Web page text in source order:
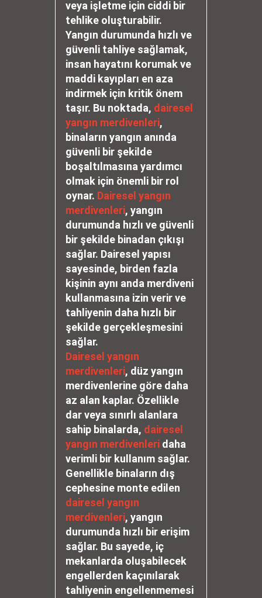
veya işletme için ciddi bir
tehlike oluşturabilir.
Yangın durumunda hızlı ve
güvenli tahliye sağlamak,
insan hayatını korumak ve
maddi kayıpları en aza
indirmek için kritik önem
taşır. Bu noktada, dairesel
yangın merdivenleri,
binaların yangın anında
güvenli bir şekilde
boşaltılmasına yardımcı
olmak için önemli bir rol
oynar. Dairesel yangın
merdivenleri, yangın
durumunda hızlı ve güvenli
bir şekilde binadan çıkışı
sağlar. Dairesel yapısı
sayesinde, birden fazla
kişinin aynı anda merdiveni
kullanmasına izin verir ve
tahliyenin daha hızlı bir
şekilde gerçekleşmesini
sağlar.
Dairesel yangın
merdivenleri, düz yangın
merdivenlerine göre daha
az alan kaplar. Özellikle
dar veya sınırlı alanlara
sahip binalarda, dairesel
yangın merdivenleri daha
verimli bir kullanım sağlar.
Genellikle binaların dış
cephesine monte edilen
dairesel yangın
merdivenleri, yangın
durumunda hızlı bir erişim
sağlar. Bu sayede, iç
mekanlarda oluşabilecek
engellerden kaçınılarak
tahliyenin engellenmemesi